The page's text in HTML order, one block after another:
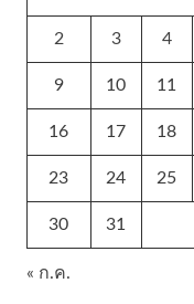
2 3 4
9 10 11
16 17 18
23 24 25
30 31
« ก.ค.